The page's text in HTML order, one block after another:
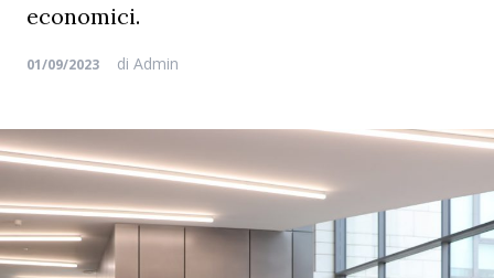
economici.
01/09/2023 di Admin